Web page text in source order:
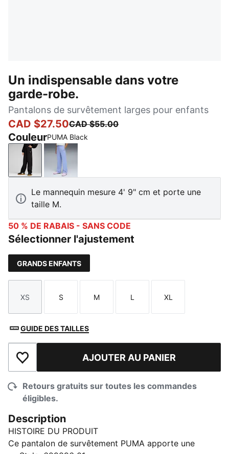
Un indispensable dans votre
garde-robe.
Pantalons de survêtement larges pour enfants
CAD $27.50CAD $55.00
CouleurPUMA Black
PUMA BlackIntense Lavender
Le mannequin mesure 4' 9" cm et porte une
taille M.
50 % DE RABAIS - SANS CODE
Sélectionner l'ajustement
GRANDS ENFANTS
Taille
XS
Taille
S
Taille
M
Taille
L
Taille
XL
GUIDE DES TAILLES
Ajouter à la liste de souhaits
AJOUTER AU PANIER
Retours gratuits sur toutes les commandes
éligibles.
Description
HISTOIRE DU PRODUIT
Ce pantalon de survêtement PUMA apporte une